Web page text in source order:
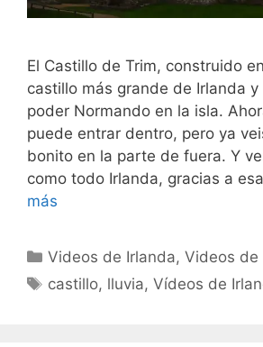
El Castillo de Trim, construido
castillo más grande de Irlanda
poder Normando en la isla.
puede entrar dentro, pero ya
bonito en la parte de fuera. Y
como todo Irlanda, gracias a
más
Categorías
Videos de Irlanda,Videos de
Etiquetas
castillo, lluvia,Vídeos de